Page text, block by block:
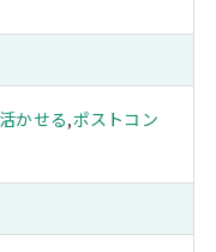
かせる,ポストコン